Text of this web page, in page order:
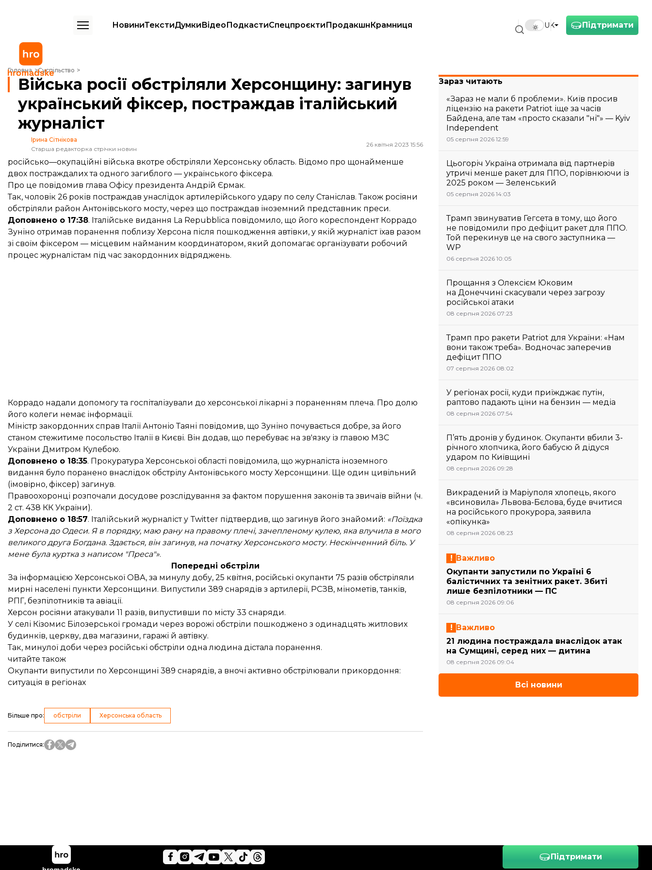
Підтримати
UK
НовиниТекстиДумкиВідеоПодкастиСпецпроєктиПродакшнКрамниця
Головна Суспільство
Війська росії обстріляли Херсонщину: загинув український фіксер, постраждав італійський журналіст
Війська росії обстріляли Херсонщину: загинув
український фіксер, постраждав італійський
журналіст
Ірина Сітнікова
Старша редакторка стрічки новин
26 квітня 2023 15:56
російсько—окупаційні війська вкотре обстріляли Херсонську область. Відомо про щонайменше
двох постраждалих та одного загиблого — українського фіксера.
Про це повідомив глава Офісу президента Андрій Єрмак.
Так, чоловік 26 років постраждав унаслідок артилерійського удару по селу Станіслав. Також росіяни
обстріляли район Антонівського мосту, через що постраждав іноземний представник преси.
Доповнено о 17:38. Італійське видання La Repubblica повідомило, що його кореспондент Коррадо
Зуніно отримав поранення поблизу Херсона після пошкодження автівки, у якій журналіст їхав разом
зі своїм фіксером — місцевим найманим координатором, який допомагає організувати робочий
процес журналістам під час закордонних відряджень.
Коррадо надали допомогу та госпіталізували до херсонської лікарні з пораненням плеча. Про долю
його колеги немає інформації.
Міністр закордонних справ Італії Антоніо Таяні повідомив, що Зуніно почувається добре, за його
станом стежитиме посольство Італії в Києві. Він додав, що перебуває на зв'язку із главою МЗС
України Дмитром Кулебою.
Доповнено о 18:35. Прокуратура Херсонської області повідомила, що журналіста іноземного
видання було поранено внаслідок обстрілу Антонівського мосту Херсонщини. Ще один цивільний
(імовірно, фіксер) загинув.
Правоохоронці розпочали досудове розслідування за фактом порушення законів та звичаїв війни (ч.
2 ст. 438 КК України).
Доповнено о 18:57. Італійський журналіст у Twitter підтвердив, що загинув його знайомий: «Поїздка
з Херсона до Одеси. Я в порядку, маю рану на правому плечі, зачепленому кулею, яка влучила в мого
великого друга Богдана. Здається, він загинув, на початку Херсонського мосту. Нескінченний біль. У
мене була куртка з написом "Преса"».
Попередні обстріли
За інформацією Херсонської ОВА, за минулу добу, 25 квітня, російські окупанти 75 разів обстріляли
мирні населені пункти Херсонщини. Випустили 389 снарядів з артилерії, РСЗВ, мінометів, танків,
РПГ, безпілотників та авіації.
Херсон росіяни атакували 11 разів, випустивши по місту 33 снаряди.
У селі Кізомис Білозерської громади через ворожі обстріли пошкоджено з одинадцять житлових
будинків, церкву, два магазини, гаражі й автівку.
Так, минулої доби через російські обстріли одна людина дістала поранення.
читайте також
Окупанти випустили по Херсонщині 389 снарядів, а вночі активно обстрілювали прикордоння:
ситуація в регіонах
Більше про: обстріли Херсонська область
Поділитися:
Зараз читають
«Зараз не мали б проблеми». Київ просив
ліцензію на ракети Patriot іще за часів
Байдена, але там «просто сказали "ні"» — Kyiv
Independent
05 серпня 2026 12:59
Цьогоріч Україна отримала від партнерів
утричі менше ракет для ППО, порівнюючи із
2025 роком — Зеленський
05 серпня 2026 14:03
Трамп звинуватив Гегсета в тому, що його
не повідомили про дефіцит ракет для ППО.
Той перекинув це на свого заступника —
WP
06 серпня 2026 10:05
Прощання з Олексієм Юковим
на Донеччині скасували через загрозу
російської атаки
08 серпня 2026 07:23
Трамп про ракети Patriot для України: «Нам
вони також треба». Водночас заперечив
дефіцит ППО
07 серпня 2026 08:02
У регіонах росії, куди приїжджає путін,
раптово падають ціни на бензин — медіа
08 серпня 2026 07:54
П’ять дронів у будинок. Окупанти вбили 3-
річного хлопчика, його бабусю й дідуся
ударом по Київщині
08 серпня 2026 09:28
Викрадений із Маріуполя хлопець, якого
«всиновила» Львова-Бєлова, буде вчитися
на російського прокурора, заявила
«опікунка»
08 серпня 2026 08:23
Важливо
Окупанти запустили по Україні 6
балістичних та зенітних ракет. Збиті
лише безпілотники — ПС
08 серпня 2026 09:06
Важливо
21 людина постраждала внаслідок атак
на Сумщині, серед них — дитина
08 серпня 2026 09:04
Всі новини
Підтримати